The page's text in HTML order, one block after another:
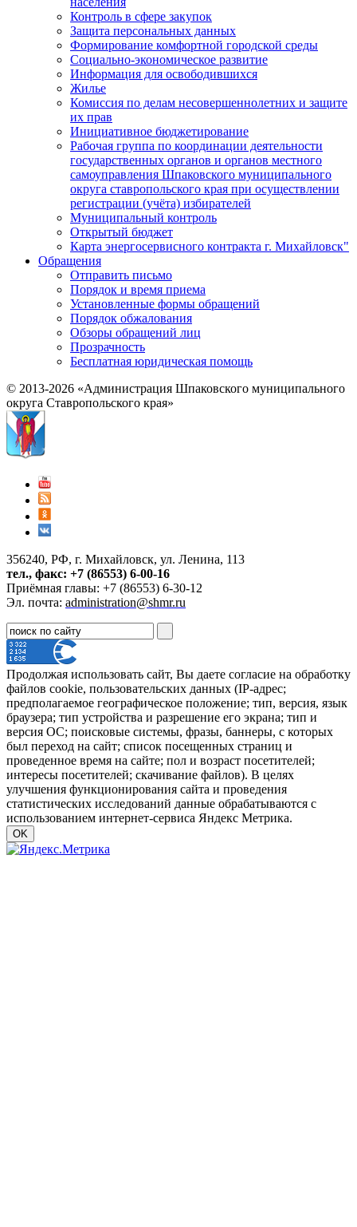
Контроль в сфере закупок
Защита персональных данных
Формирование комфортной городской среды
Социально-экономическое развитие
Информация для освободившихся
Жилье
Комиссия по делам несовершеннолетних и защите
их прав
Инициативное бюджетирование
Рабочая группа по координации деятельности
государственных органов и органов местного
самоуправления Шпаковского муниципального
округа ставропольского края при осуществлении
регистрации (учёта) избирателей
Муниципальный контроль
Открытый бюджет
Карта энергосервисного контракта г. Михайловск"
Обращения
Отправить письмо
Порядок и время приема
Установленные формы обращений
Порядок обжалования
Обзоры обращений лиц
Прозрачность
Бесплатная юридическая помощь
© 2013-2026 «Администрация Шпаковского муниципального
округа Ставропольского края»
356240, РФ, г. Михайловск, ул. Ленина, 113
тел., факс: +7 (86553) 6-00-16
Приёмная главы: +7 (86553) 6-30-12
Эл. почта: administration@shmr.ru
Продолжая использовать сайт, Вы даете согласие на обработку
файлов cookie, пользовательских данных (IP-адрес;
предполагаемое географическое положение; тип, версия, язык
браузера; тип устройства и разрешение его экрана; тип и
версия ОС; поисковые системы, фразы, баннеры, с которых
был переход на сайт; список посещенных страниц и
проведенное время на сайте; пол и возраст посетителей;
интересы посетителей; скачивание файлов). В целях
улучшения функционирования сайта и проведения
статистических исследований данные обрабатываются с
использованием интернет-сервиса Яндекс Метрика.
OK